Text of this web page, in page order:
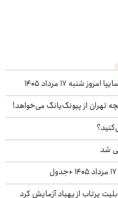
۱۷ مرداد ۱۴۰۵
تهران از پیونگ‌یانگ می‌خواهد!
شد
پرتاب از پهپاد آزمایش کرد